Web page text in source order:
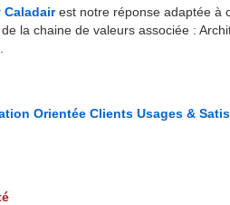
Caladair est notre réponse adaptée à
la chaine de valeurs associée :
Orientée Clients Usages &